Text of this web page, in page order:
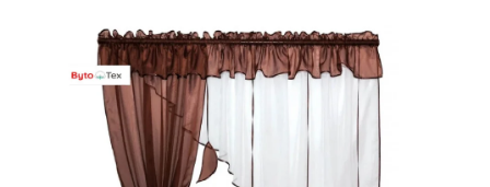
0,0
5
hvězdiček.